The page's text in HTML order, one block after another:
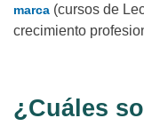
marca (cursos de
crecimiento
¿Cuáles